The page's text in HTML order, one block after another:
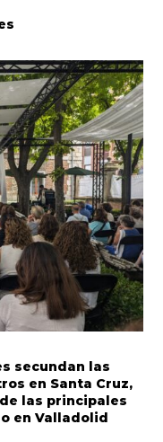
secundan las
en Santa Cruz,
las principales
en Valladolid